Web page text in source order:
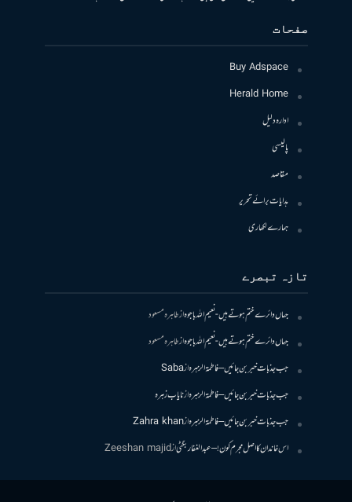
صفحات
Buy Adspace
Herald Home
ادارہ دلیل
پالیسی
مقاصد
ہدایات برائے تحریر
ہمارے لکھاری
تازہ تبصرے
جہاں دائرے ختم ہوتے ہیں- نعیم اللہ باجوہازطاہرہ مسعود
جہاں دائرے ختم ہوتے ہیں- نعیم اللہ باجوہازطاہرہ مسعود
جب جذبات خبر بن جائیں – فاطمۃالزہرہازSaba
جب جذبات خبر بن جائیں – فاطمۃالزہرہازنایاب زہرہ
جب جذبات خبر بن جائیں – فاطمۃالزہرہازZahra khan
اس خاندان کا اصل مجرم کون! – عبدالغفار بگٹیازZeeshan majid